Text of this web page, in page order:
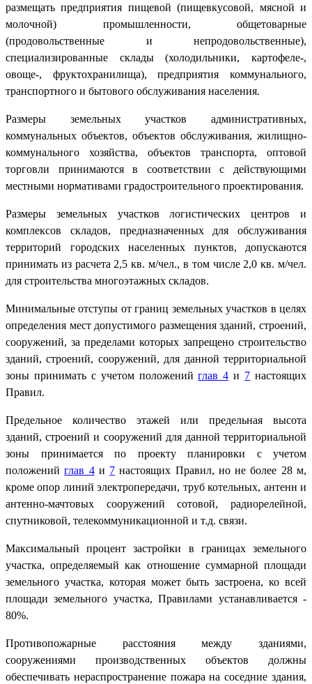
размещать предприятия пищевой (пищевкусовой, мясной и
молочной) промышленности, общетоварные
(продовольственные и непродовольственные),
специализированные склады (холодильники, картофеле-,
овоще-, фруктохранилища), предприятия коммунального,
транспортного и бытового обслуживания населения.
Размеры земельных участков административных,
коммунальных объектов, объектов обслуживания, жилищно-
коммунального хозяйства, объектов транспорта, оптовой
торговли принимаются в соответствии с действующими
местными нормативами градостроительного проектирования.
Размеры земельных участков логистических центров и
комплексов складов, предназначенных для обслуживания
территорий городских населенных пунктов, допускаются
принимать из расчета 2,5 кв. м/чел., в том числе 2,0 кв. м/чел.
для строительства многоэтажных складов.
Минимальные отступы от границ земельных участков в целях
определения мест допустимого размещения зданий, строений,
сооружений, за пределами которых запрещено строительство
зданий, строений, сооружений, для данной территориальной
зоны принимать с учетом положенийглав 4 и 7 настоящих
Правил.
Предельное количество этажей или предельная высота
зданий, строений и сооружений для данной территориальной
зоны принимается по проекту планировки с учетом
положенийглав 4и 7 настоящих Правил, но не более 28 м,
кроме опор линий электропередачи, труб котельных, антенн и
антенно-мачтовых сооружений сотовой, радиорелейной,
спутниковой, телекоммуникационной и т.д. связи.
Максимальный процент застройки в границах земельного
участка, определяемый как отношение суммарной площади
земельного участка, которая может быть застроена, ко всей
площади земельного участка, Правилами устанавливается -
80%.
Противопожарные расстояния между зданиями,
сооружениями производственных объектов должны
обеспечивать нераспространение пожара на соседние здания,